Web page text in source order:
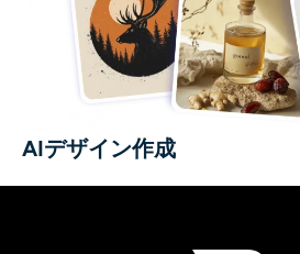
AIデザイン作成